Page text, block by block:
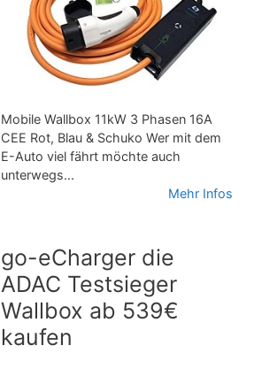
Mobile Wallbox 11kW 3 Phasen 16A
CEE Rot, Blau & Schuko Wer mit dem
E-Auto viel fährt möchte auch
unterwegs...
Mehr Infos
go-eCharger die
ADAC Testsieger
Wallbox ab 539€
kaufen